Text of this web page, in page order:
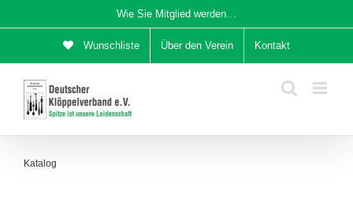
Inhalt
Wie Sie Mitglied werden…
Wunschliste Über den Verein Kontakt
Katalog